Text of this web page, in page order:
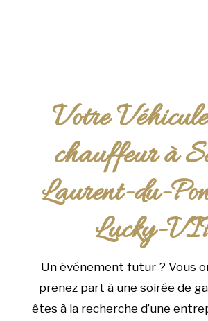
Votre
chauffeur à
Laurent-du-
Lucky-
Un événement futur ? Vous
prenez part à une soirée de
êtes à la recherche d’une